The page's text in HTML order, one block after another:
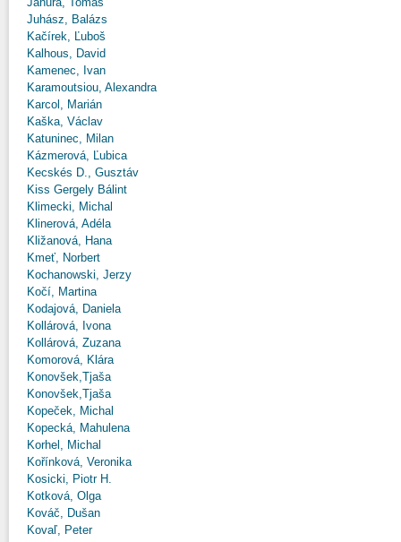
Juhász, Balázs
Kačírek, Ľuboš
Kalhous, David
Kamenec, Ivan
Karamoutsiou, Alexandra
Karcol, Marián
Kaška, Václav
Katuninec, Milan
Kázmerová, Ľubica
Kecskés D., Gusztáv
Kiss Gergely Bálint
Klimecki, Michal
Klinerová, Adéla
Kližanová, Hana
Kmeť, Norbert
Kochanowski, Jerzy
Kočí, Martina
Kodajová, Daniela
Kollárová, Ivona
Kollárová, Zuzana
Komorová, Klára
Konovšek,Tjaša
Konovšek,Tjaša
Kopeček, Michal
Kopecká, Mahulena
Korhel, Michal
Kořínková, Veronika
Kosicki, Piotr H.
Kotková, Olga
Kováč, Dušan
Kovaľ, Peter